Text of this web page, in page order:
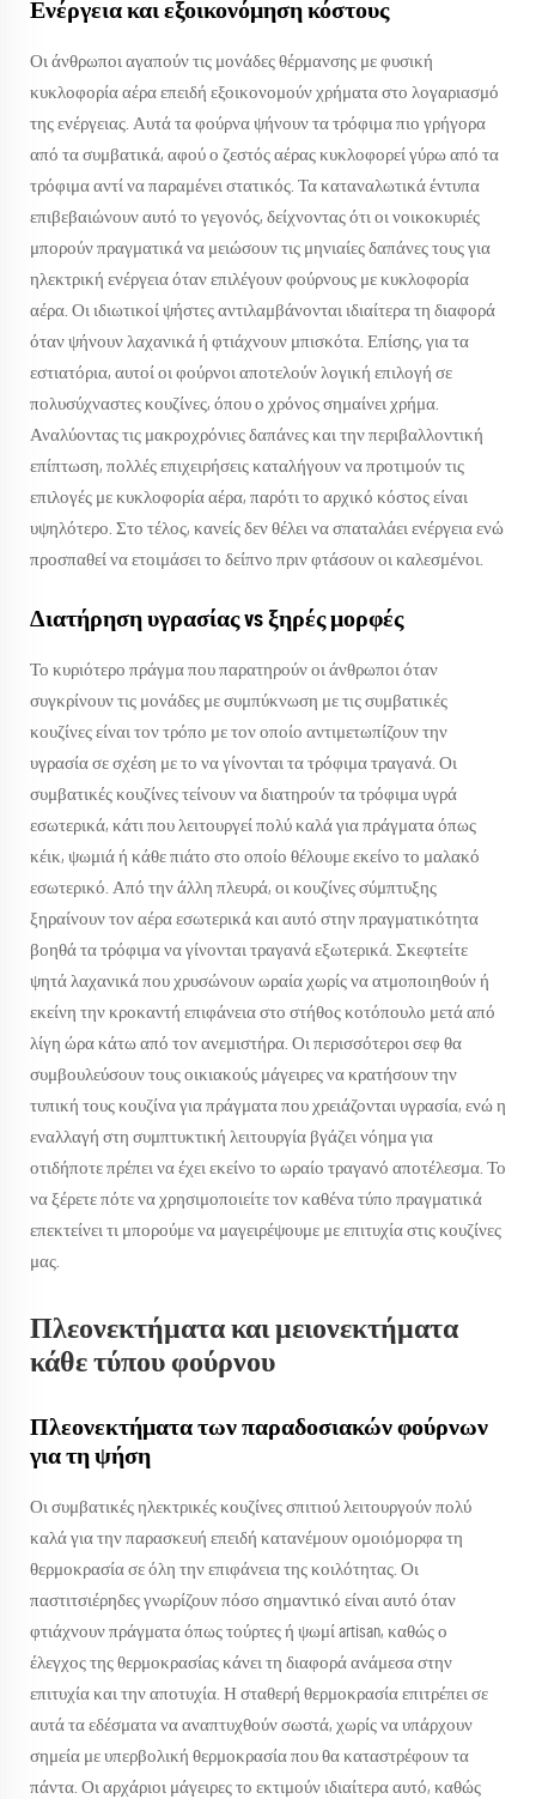
Ενέργεια και εξοικονόμηση κόστους
Οι άνθρωποι αγαπούν τις μονάδες θέρμανσης με φυσική
κυκλοφορία αέρα επειδή εξοικονομούν χρήματα στο λογαριασμό
της ενέργειας. Αυτά τα φούρνα ψήνουν τα τρόφιμα πιο γρήγορα
από τα συμβατικά, αφού ο ζεστός αέρας κυκλοφορεί γύρω από τα
τρόφιμα αντί να παραμένει στατικός. Τα καταναλωτικά έντυπα
επιβεβαιώνουν αυτό το γεγονός, δείχνοντας ότι οι νοικοκυριές
μπορούν πραγματικά να μειώσουν τις μηνιαίες δαπάνες τους για
ηλεκτρική ενέργεια όταν επιλέγουν φούρνους με κυκλοφορία
αέρα. Οι ιδιωτικοί ψήστες αντιλαμβάνονται ιδιαίτερα τη διαφορά
όταν ψήνουν λαχανικά ή φτιάχνουν μπισκότα. Επίσης, για τα
εστιατόρια, αυτοί οι φούρνοι αποτελούν λογική επιλογή σε
πολυσύχναστες κουζίνες, όπου ο χρόνος σημαίνει χρήμα.
Αναλύοντας τις μακροχρόνιες δαπάνες και την περιβαλλοντική
επίπτωση, πολλές επιχειρήσεις καταλήγουν να προτιμούν τις
επιλογές με κυκλοφορία αέρα, παρότι το αρχικό κόστος είναι
υψηλότερο. Στο τέλος, κανείς δεν θέλει να σπαταλάει ενέργεια ενώ
προσπαθεί να ετοιμάσει το δείπνο πριν φτάσουν οι καλεσμένοι.
Διατήρηση υγρασίας vs ξηρές μορφές
Το κυριότερο πράγμα που παρατηρούν οι άνθρωποι όταν
συγκρίνουν τις μονάδες με συμπύκνωση με τις συμβατικές
κουζίνες είναι τον τρόπο με τον οποίο αντιμετωπίζουν την
υγρασία σε σχέση με το να γίνονται τα τρόφιμα τραγανά. Οι
συμβατικές κουζίνες τείνουν να διατηρούν τα τρόφιμα υγρά
εσωτερικά, κάτι που λειτουργεί πολύ καλά για πράγματα όπως
κέικ, ψωμιά ή κάθε πιάτο στο οποίο θέλουμε εκείνο το μαλακό
εσωτερικό. Από την άλλη πλευρά, οι κουζίνες σύμπτυξης
ξηραίνουν τον αέρα εσωτερικά και αυτό στην πραγματικότητα
βοηθά τα τρόφιμα να γίνονται τραγανά εξωτερικά. Σκεφτείτε
ψητά λαχανικά που χρυσώνουν ωραία χωρίς να ατμοποιηθούν ή
εκείνη την κροκαντή επιφάνεια στο στήθος κοτόπουλο μετά από
λίγη ώρα κάτω από τον ανεμιστήρα. Οι περισσότεροι σεφ θα
συμβουλεύσουν τους οικιακούς μάγειρες να κρατήσουν την
τυπική τους κουζίνα για πράγματα που χρειάζονται υγρασία, ενώ η
εναλλαγή στη συμπτυκτική λειτουργία βγάζει νόημα για
οτιδήποτε πρέπει να έχει εκείνο το ωραίο τραγανό αποτέλεσμα. Το
να ξέρετε πότε να χρησιμοποιείτε τον καθένα τύπο πραγματικά
επεκτείνει τι μπορούμε να μαγειρέψουμε με επιτυχία στις κουζίνες
μας.
Πλεονεκτήματα και μειονεκτήματα
κάθε τύπου φούρνου
Πλεονεκτήματα των παραδοσιακών φούρνων
για τη ψήση
Οι συμβατικές ηλεκτρικές κουζίνες σπιτιού λειτουργούν πολύ
καλά για την παρασκευή επειδή κατανέμουν ομοιόμορφα τη
θερμοκρασία σε όλη την επιφάνεια της κοιλότητας. Οι
παστιτσιέρηδες γνωρίζουν πόσο σημαντικό είναι αυτό όταν
φτιάχνουν πράγματα όπως τούρτες ή ψωμί artisan, καθώς ο
έλεγχος της θερμοκρασίας κάνει τη διαφορά ανάμεσα στην
επιτυχία και την αποτυχία. Η σταθερή θερμοκρασία επιτρέπει σε
αυτά τα εδέσματα να αναπτυχθούν σωστά, χωρίς να υπάρχουν
σημεία με υπερβολική θερμοκρασία που θα καταστρέφουν τα
πάντα. Οι αρχάριοι μάγειρες το εκτιμούν ιδιαίτερα αυτό, καθώς